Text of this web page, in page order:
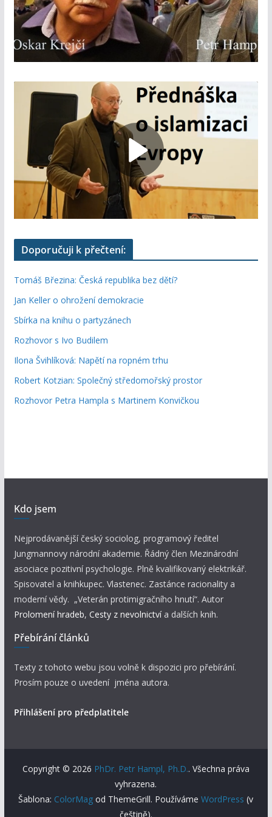
Doporučuji k přečtení:
Tomáš Březina: Česká republika bez dětí?
Jan Keller o ohrožení demokracie
Sbírka na knihu o partyzánech
Rozhovor s Ivo Budilem
Ilona Švihlíková: Napětí na ropném trhu
Robert Kotzian: Společný středomořský prostor
Rozhovor Petra Hampla s Martinem Konvičkou
Kdo jsem
Nejprodávanější český sociolog, programový ředitel
Jungmannovy národní akademie. Řádný člen Mezinárodní
asociace pozitivní psychologie. Plně kvalifikovaný elektrikář.
Spisovatel a knihkupec. Vlastenec. Zastánce racionality a
moderní vědy. „Veterán protimigračního hnutí“. Autor
Prolomení hradeb, Cesty z nevolnictví a dalších knih.
Přebírání článků
Texty z tohoto webu jsou volně k dispozici pro přebírání.
Prosím pouze o uvedení jména autora.
Přihlášení pro předplatitele
Copyright © 2026 PhDr. Petr Hampl, Ph.D.. Všechna práva
vyhrazena.
Šablona: ColorMag od ThemeGrill. PoužívámeWordPress (v
češtině).